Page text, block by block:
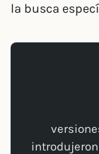
la busca
introdujeron